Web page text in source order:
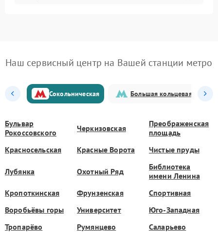
Наш сервисный центр на Вашей станции метро
Сокольническая Большая кольцевая
Бульвар
Рокоссовского
Черкизовская
Преображенская
площадь
Красносельская
Красные Ворота Чистые пруды
Лубянка Охотный Ряд
Библиотека
имени Ленина
Кропоткинская
Фрунзенская
Спортивная
Воробьёвы горы
Университет
Юго-Западная
Тропарёво
Румянцево
Саларьево